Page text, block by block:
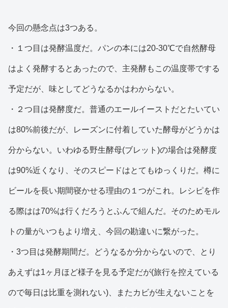
今回の懸念点は3つある。
・１つ目は発酵温度だ。パンの本には20-30℃で自然酵母
はよく発酵するとあったので、主発酵もこの温度帯でする
予定だが、味としてどうなるかはわからない。
・２つ目は発酵度だ。普通のエールイーストだとたいてい
は80%前後だが、レーズンに付着していた酵母がどうかは
分からない。いわゆる野生酵母(ブレット)の場合は発酵度
は90%近くなり、そのスピードはとてもゆっくりだ。樽に
ビールを長い期間寝かせる理由の１つがこれ。レシピを作
る際はは70%は行くだろうとふんで組んだ。そのためモル
トの量がいつもより増え、今回の勘違いに繋がった。
・3つ目は発酵期間だ。どうなるか分からないので、とり
あえずは1ヶ月ほど様子を見る予定だが(旅行を控えている
ので毎日は比重を測れない)、またカビが生えないことを